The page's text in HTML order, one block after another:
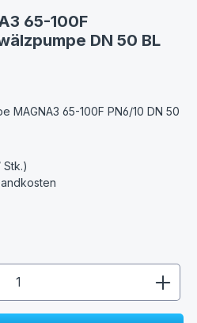
65-100F
DN 50 BL
MAGNA3 65-100F PN6/10 DN 50